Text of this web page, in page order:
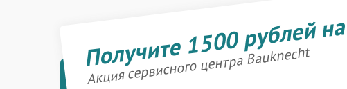
Получите 1500 рублей
Акция сервисного центра Bauknecht